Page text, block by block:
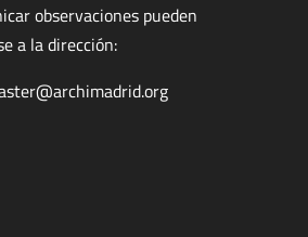
observaciones pueden
a la dirección: